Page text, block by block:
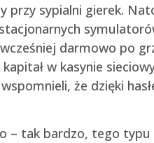
przy sypialni gierek.
darmowo po
w kasynie
że dzięki
– tak bardzo, tego